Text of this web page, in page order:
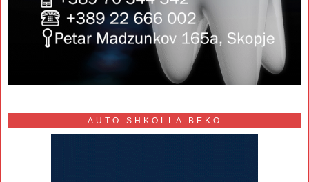
AUTO SHKOLLA BEKO